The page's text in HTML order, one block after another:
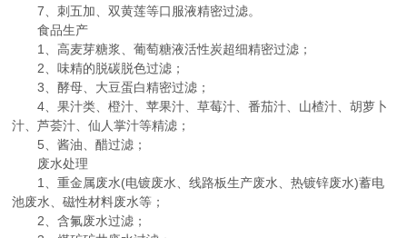
7、刺五加、双黄莲等口服液精密过滤。
食品生产
1、高麦芽糖浆、葡萄糖液活性炭超细精密过滤；
2、味精的脱碳脱色过滤；
3、酵母、大豆蛋白精密过滤；
4、果汁类、橙汁、苹果汁、草莓汁、番茄汁、山楂汁、胡萝卜
汁、芦荟汁、仙人掌汁等精滤；
5、酱油、醋过滤；
废水处理
1、重金属废水(电镀废水、线路板生产废水、热镀锌废水)蓄电
池废水、磁性材料废水等；
2、含氟废水过滤；